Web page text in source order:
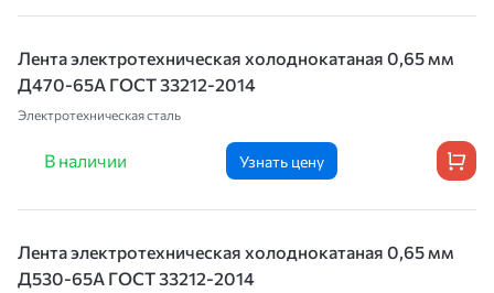
Лента электротехническая холоднокатаная 0,65 мм
Д470-65А ГОСТ 33212-2014
Электротехническая сталь
В наличии Узнать цену
Лента электротехническая холоднокатаная 0,65 мм
Д530-65А ГОСТ 33212-2014